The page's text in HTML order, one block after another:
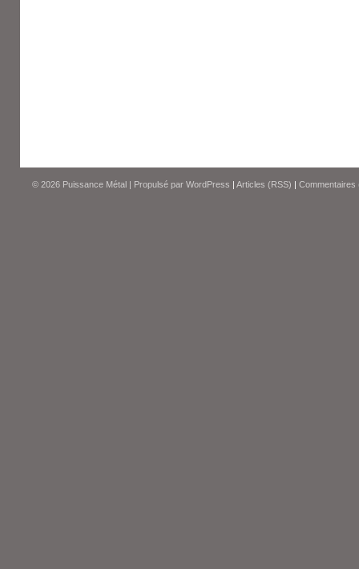
© 2026 Puissance Métal | Propulsé par WordPress | Articles (RSS) | Commentaires